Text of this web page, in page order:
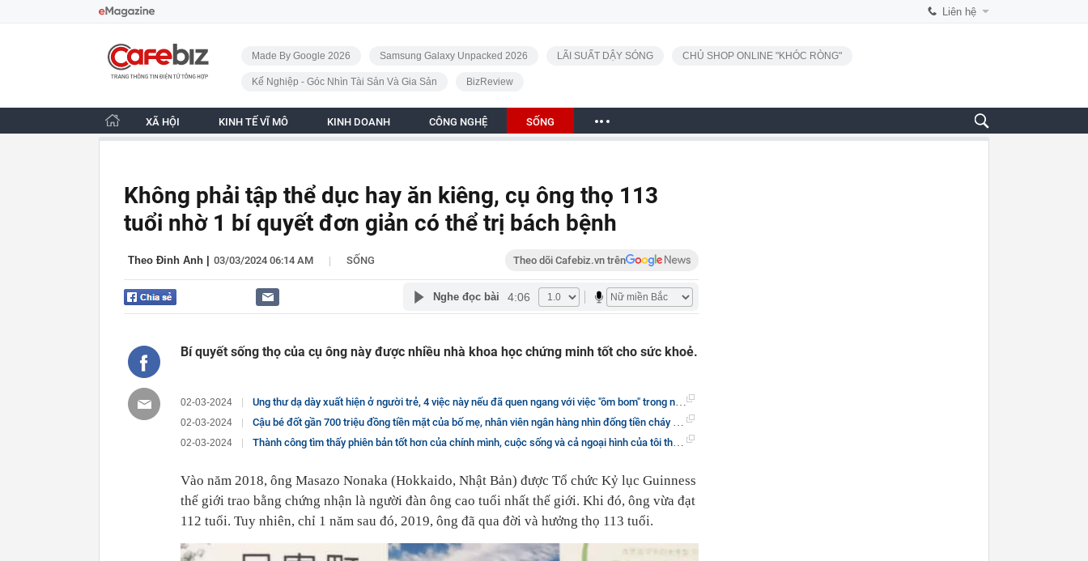
Liên hệ
CafeBiz - Trang chủ
Made By Google 2026 Samsung Galaxy Unpacked 2026 LÃI SUẤT DẬY SÓNG CHỦ SHOP ONLINE "KHÓC RÒNG"
Kế Nghiệp - Góc Nhìn Tài Sản Và Gia Sản BizReview
XÃ HỘI KINH TẾ VĨ MÔ KINH DOANH CÔNG NGHỆ SỐNG
Không phải tập thể dục hay ăn kiêng, cụ ông thọ 113
tuổi nhờ 1 bí quyết đơn giản có thể trị bách bệnh
Theo Đinh Anh 03/03/2024 06:14 AM | SỐNG Theo dõi Cafebiz.vn trên
Nghe đọc bài 4:06
Bí quyết sống thọ của cụ ông này được nhiều nhà khoa học chứng minh tốt cho sức khoẻ.
02-03-2024 Ung thư dạ dày xuất hiện ở người trẻ, 4 việc này nếu đã quen ngang với việc "ôm bom" trong người
02-03-2024 Cậu bé đốt gần 700 triệu đồng tiền mặt của bố mẹ, nhân viên ngân hàng nhìn đống tiền cháy đen: "Chúng tôi đã cố gắng hết sức"
02-03-2024 Thành công tìm thấy phiên bản tốt hơn của chính mình, cuộc sống và cả ngoại hình của tôi thay đổi đầy kinh ngạc
Vào năm 2018, ông Masazo Nonaka (Hokkaido, Nhật Bản) được Tổ chức Kỷ lục Guinness
thế giới trao bằng chứng nhận là người đàn ông cao tuổi nhất thế giới. Khi đó, ông vừa đạt
112 tuổi. Tuy nhiên, chỉ 1 năm sau đó, 2019, ông đã qua đời và hưởng thọ 113 tuổi.